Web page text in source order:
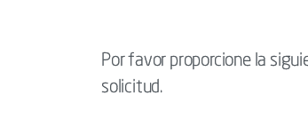
Por favor proporcione la
solicitud.